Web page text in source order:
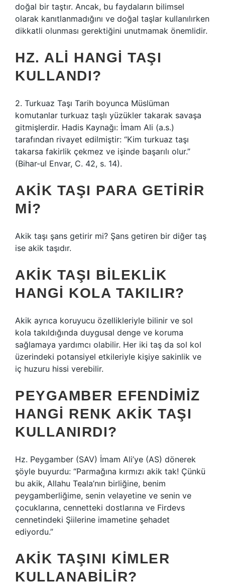
doğal bir taştır. Ancak, bu faydaların bilimsel
olarak kanıtlanmadığını ve doğal taşlar kullanılırken
dikkatli olunması gerektiğini unutmamak önemlidir.
HZ. ALI HANGI TAŞI
KULLANDI?
2. Turkuaz Taşı Tarih boyunca Müslüman
komutanlar turkuaz taşlı yüzükler takarak savaşa
gitmişlerdir. Hadis Kaynağı: İmam Ali (a.s.)
tarafından rivayet edilmiştir: “Kim turkuaz taşı
takarsa fakirlik çekmez ve işinde başarılı olur.”
(Bihar-ul Envar, C. 42, s. 14).
AKIK TAŞI PARA GETIRIR
MI?
Akik taşı şans getirir mi? Şans getiren bir diğer taş
ise akik taşıdır.
AKIK TAŞI BILEKLIK
HANGI KOLA TAKILIR?
Akik ayrıca koruyucu özellikleriyle bilinir ve sol
kola takıldığında duygusal denge ve koruma
sağlamaya yardımcı olabilir. Her iki taş da sol kol
üzerindeki potansiyel etkileriyle kişiye sakinlik ve
iç huzuru hissi verebilir.
PEYGAMBER EFENDIMIZ
HANGI RENK AKIK TAŞI
KULLANIRDI?
Hz. Peygamber (SAV) İmam Ali’ye (AS) dönerek
şöyle buyurdu: “Parmağına kırmızı akik tak! Çünkü
bu akik, Allahu Teala’nın birliğine, benim
peygamberliğime, senin velayetine ve senin ve
çocuklarına, cennetteki dostlarına ve Firdevs
cennetindeki Şiilerine imametine şehadet
ediyordu.”
AKIK TAŞINI KIMLER
KULLANABILIR?